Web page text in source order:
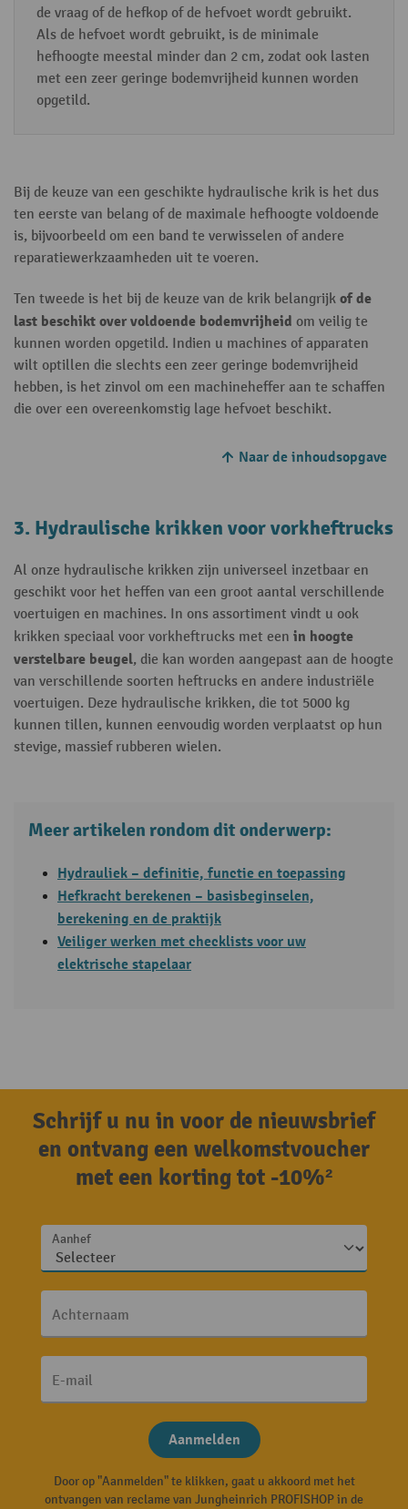
de vraag of de hefkop of de hefvoet wordt gebruikt.
Als de hefvoet wordt gebruikt, is de minimale
hefhoogte meestal minder dan 2 cm, zodat ook lasten
met een zeer geringe bodemvrijheid kunnen worden
opgetild.
Bij de keuze van een geschikte hydraulische krik is het dus
ten eerste van belang of de maximale hefhoogte voldoende
is, bijvoorbeeld om een band te verwisselen of andere
reparatiewerkzaamheden uit te voeren.
Ten tweede is het bij de keuze van de krik belangrijk of de
last beschikt over voldoende bodemvrijheid om veilig te
kunnen worden opgetild. Indien u machines of apparaten
wilt optillen die slechts een zeer geringe bodemvrijheid
hebben, is het zinvol om een machineheffer aan te schaffen
die over een overeenkomstig lage hefvoet beschikt.
Naar de inhoudsopgave
3. Hydraulische krikken voor vorkheftrucks
Al onze hydraulische krikken zijn universeel inzetbaar en
geschikt voor het heffen van een groot aantal verschillende
voertuigen en machines. In ons assortiment vindt u ook
krikken speciaal voor vorkheftrucks met een in hoogte
verstelbare beugel, die kan worden aangepast aan de hoogte
van verschillende soorten heftrucks en andere industriële
voertuigen. Deze hydraulische krikken, die tot 5000 kg
kunnen tillen, kunnen eenvoudig worden verplaatst op hun
stevige, massief rubberen wielen.
Meer artikelen rondom dit onderwerp:
Hydrauliek – definitie, functie en toepassing
Hefkracht berekenen – basisbeginselen,
berekening en de praktijk
Veiliger werken met checklists voor uw
elektrische stapelaar
Schrijf u nu in voor de nieuwsbrief
en ontvang een welkomstvoucher
met een korting tot -10%²
Aanhef
Achternaam
E-mail
Aanmelden
Door op "Aanmelden" te klikken, gaat u akkoord met het
ontvangen van reclame van Jungheinrich PROFISHOP in de